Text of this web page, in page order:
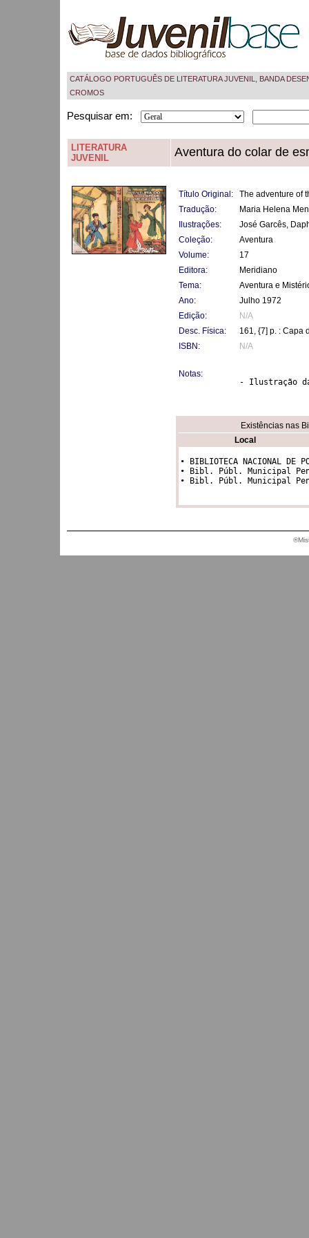
CATÁLOGO PORTUGUÊS DE LITERATURA JUVENIL, BANDA
CROMOS
Pesquisar em:
LITERATURA
JUVENIL
Aventura do colar de
Título Original:
The adventure of
Tradução:
Maria Helena
Ilustrações:
José Garcês,
Coleção:
Aventura
Volume:
17
Editora:
Meridiano
Tema:
Aventura e
Ano:
Julho 1972
Edição:
N/A
Desc. Física:
161, {7] p. : Capa
ISBN:
N/A
Notas:
- Ilustração
Existências nas
Local
• BIBLIOTECA NACIONAL
• Bibl. Públ. Municipal